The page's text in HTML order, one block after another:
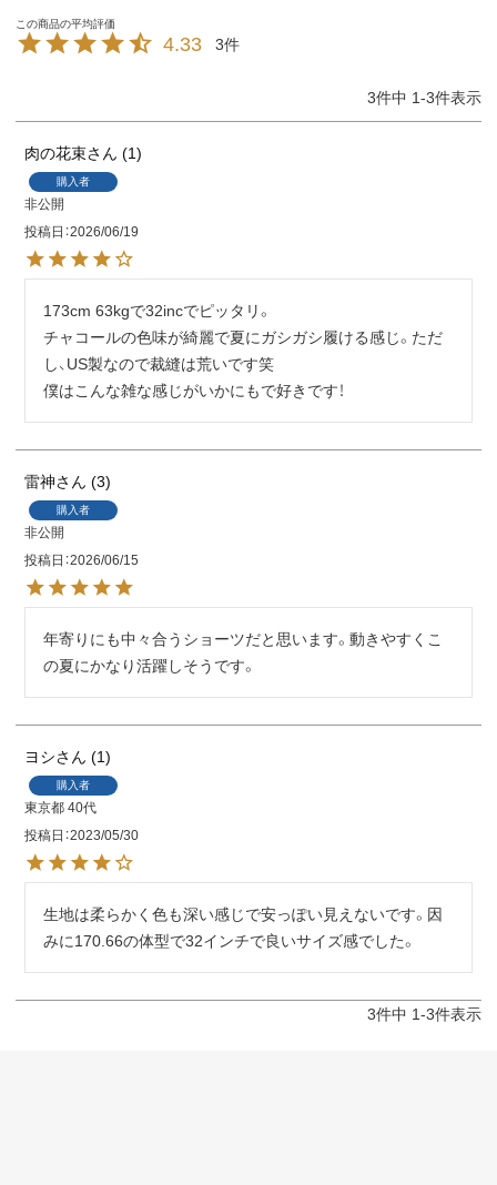
4.33 3
3件中 1-3件表示
肉の花束 1
購入者
非公開
投稿日 2026/06/19
173cm 63kgで32incでピッタリ。
チャコールの色味が綺麗で夏にガシガシ履ける感じ。ただ
し、US製なので裁縫は荒いです笑
僕はこんな雑な感じがいかにもで好きです！
雷神 3
購入者
非公開
投稿日 2026/06/15
年寄りにも中々合うショーツだと思います。動きやすくこ
の夏にかなり活躍しそうです。
ヨシ 1
購入者
東京都 40代
投稿日 2023/05/30
生地は柔らかく色も深い感じで安っぽい見えないです。因
みに170.66の体型で32インチで良いサイズ感でした。
3件中 1-3件表示